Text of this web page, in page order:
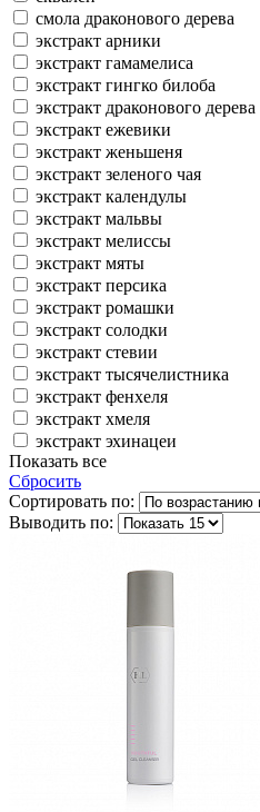
смола драконового дерева
экстракт арники
экстракт гамамелиса
экстракт гингко билоба
экстракт драконового дерева
экстракт ежевики
экстракт женьшеня
экстракт зеленого чая
экстракт календулы
экстракт мальвы
экстракт мелиссы
экстракт мяты
экстракт персика
экстракт ромашки
экстракт солодки
экстракт стевии
экстракт тысячелистника
экстракт фенхеля
экстракт хмеля
экстракт эхинацеи
Показать все
Сбросить
Сортировать по:
Выводить по: